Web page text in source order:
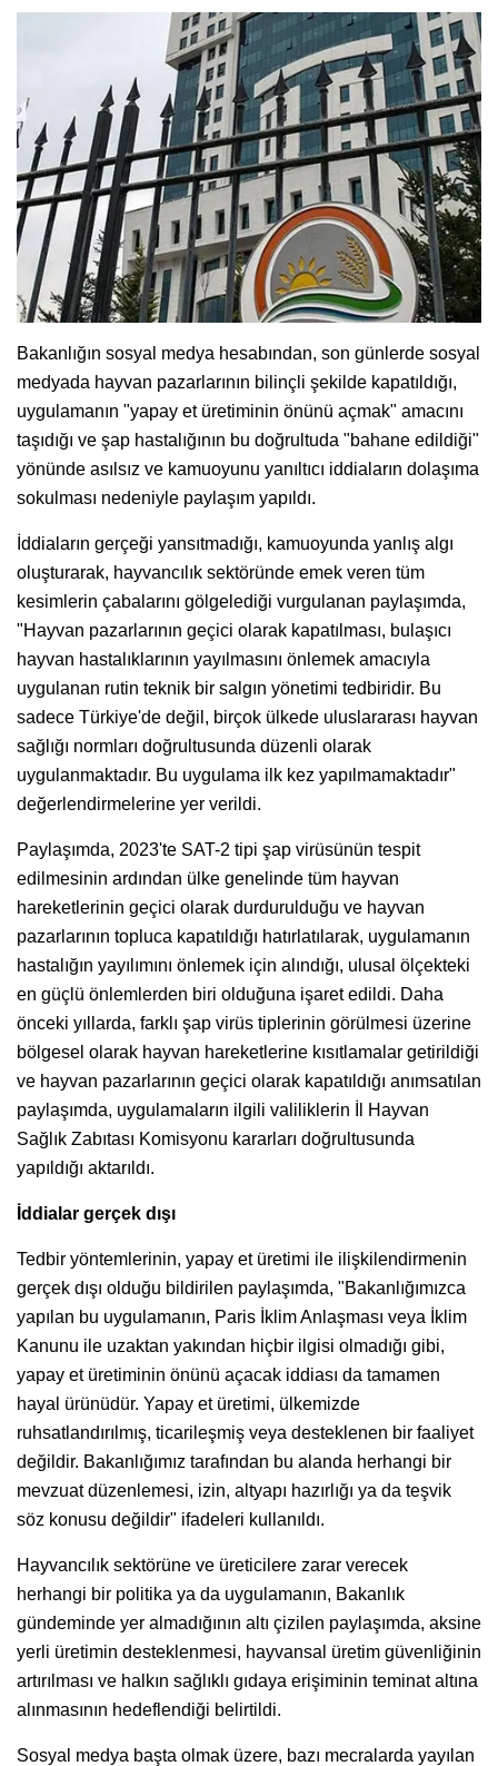
Bakanlığın sosyal medya hesabından, son günlerde sosyal
medyada hayvan pazarlarının bilinçli şekilde kapatıldığı,
uygulamanın "yapay et üretiminin önünü açmak" amacını
taşıdığı ve şap hastalığının bu doğrultuda "bahane edildiği"
yönünde asılsız ve kamuoyunu yanıltıcı iddiaların dolaşıma
sokulması nedeniyle paylaşım yapıldı.
İddiaların gerçeği yansıtmadığı, kamuoyunda yanlış algı
oluşturarak, hayvancılık sektöründe emek veren tüm
kesimlerin çabalarını gölgelediği vurgulanan paylaşımda,
"Hayvan pazarlarının geçici olarak kapatılması, bulaşıcı
hayvan hastalıklarının yayılmasını önlemek amacıyla
uygulanan rutin teknik bir salgın yönetimi tedbiridir. Bu
sadece Türkiye'de değil, birçok ülkede uluslararası hayvan
sağlığı normları doğrultusunda düzenli olarak
uygulanmaktadır. Bu uygulama ilk kez yapılmamaktadır"
değerlendirmelerine yer verildi.
Paylaşımda, 2023'te SAT-2 tipi şap virüsünün tespit
edilmesinin ardından ülke genelinde tüm hayvan
hareketlerinin geçici olarak durdurulduğu ve hayvan
pazarlarının topluca kapatıldığı hatırlatılarak, uygulamanın
hastalığın yayılımını önlemek için alındığı, ulusal ölçekteki
en güçlü önlemlerden biri olduğuna işaret edildi. Daha
önceki yıllarda, farklı şap virüs tiplerinin görülmesi üzerine
bölgesel olarak hayvan hareketlerine kısıtlamalar getirildiği
ve hayvan pazarlarının geçici olarak kapatıldığı anımsatılan
paylaşımda, uygulamaların ilgili valiliklerin İl Hayvan
Sağlık Zabıtası Komisyonu kararları doğrultusunda
yapıldığı aktarıldı.
İddialar gerçek dışı
Tedbir yöntemlerinin, yapay et üretimi ile ilişkilendirmenin
gerçek dışı olduğu bildirilen paylaşımda, "Bakanlığımızca
yapılan bu uygulamanın, Paris İklim Anlaşması veya İklim
Kanunu ile uzaktan yakından hiçbir ilgisi olmadığı gibi,
yapay et üretiminin önünü açacak iddiası da tamamen
hayal ürünüdür. Yapay et üretimi, ülkemizde
ruhsatlandırılmış, ticarileşmiş veya desteklenen bir faaliyet
değildir. Bakanlığımız tarafından bu alanda herhangi bir
mevzuat düzenlemesi, izin, altyapı hazırlığı ya da teşvik
söz konusu değildir" ifadeleri kullanıldı.
Hayvancılık sektörüne ve üreticilere zarar verecek
herhangi bir politika ya da uygulamanın, Bakanlık
gündeminde yer almadığının altı çizilen paylaşımda, aksine
yerli üretimin desteklenmesi, hayvansal üretim güvenliğinin
artırılması ve halkın sağlıklı gıdaya erişiminin teminat altına
alınmasının hedeflendiği belirtildi.
Sosyal medya başta olmak üzere, bazı mecralarda yayılan